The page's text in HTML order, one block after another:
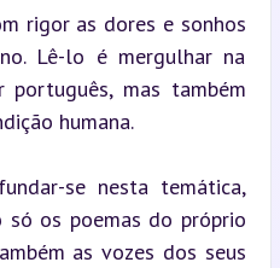
rigor as dores e sonhos
Lê-lo é mergulhar na
mas também
humana.
se nesta temática,
só os poemas do próprio
as vozes dos seus